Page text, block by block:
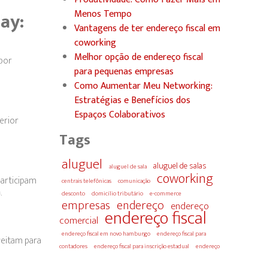
para
Menos Tempo
Vantagens de ter endereço fiscal em
coworking
Melhor opção de endereço fiscal
para pequenas empresas
Como Aumentar Meu Networking:
Estratégias e Benefícios dos
Espaços Colaborativos
Tags
aluguel aluguel de sala aluguel de salas
centrais telefônicas comunicação coworking
desconto domicílio tributário e-commerce
empresas endereço endereço
comercial endereço fiscal
endereço fiscal em novo hamburgo
endereço fiscal para
contadores
endereço fiscal para inscrição estadual
endereço